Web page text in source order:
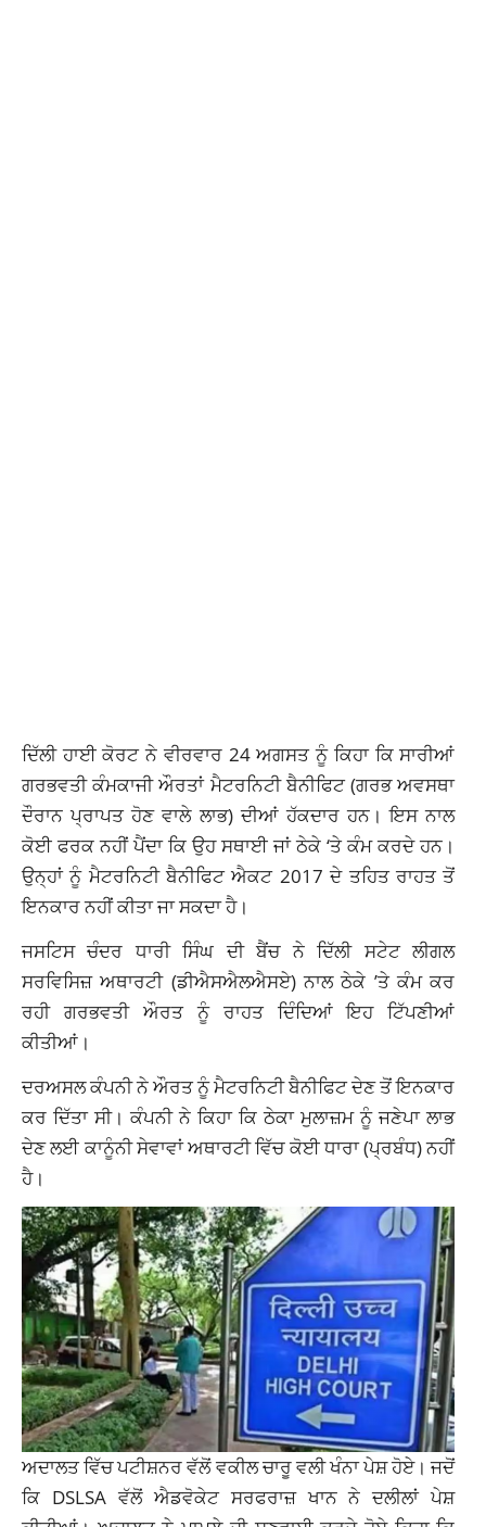
ਦਿੱਲੀ ਹਾਈ ਕੋਰਟ ਨੇ ਵੀਰਵਾਰ 24 ਅਗਸਤ ਨੂੰ ਕਿਹਾ ਕਿ ਸਾਰੀਆਂ
ਗਰਭਵਤੀ ਕੰਮਕਾਜੀ ਔਰਤਾਂ ਮੈਟਰਨਿਟੀ ਬੈਨੀਫਿਟ (ਗਰਭ ਅਵਸਥਾ
ਦੌਰਾਨ ਪ੍ਰਾਪਤ ਹੋਣ ਵਾਲੇ ਲਾਭ) ਦੀਆਂ ਹੱਕਦਾਰ ਹਨ। ਇਸ ਨਾਲ
ਕੋਈ ਫਰਕ ਨਹੀਂ ਪੈਂਦਾ ਕਿ ਉਹ ਸਥਾਈ ਜਾਂ ਠੇਕੇ ‘ਤੇ ਕੰਮ ਕਰਦੇ ਹਨ।
ਉਨ੍ਹਾਂ ਨੂੰ ਮੈਟਰਨਿਟੀ ਬੈਨੀਫਿਟ ਐਕਟ 2017 ਦੇ ਤਹਿਤ ਰਾਹਤ ਤੋਂ
ਇਨਕਾਰ ਨਹੀਂ ਕੀਤਾ ਜਾ ਸਕਦਾ ਹੈ।
ਜਸਟਿਸ ਚੰਦਰ ਧਾਰੀ ਸਿੰਘ ਦੀ ਬੈਂਚ ਨੇ ਦਿੱਲੀ ਸਟੇਟ ਲੀਗਲ
ਸਰਵਿਸਿਜ਼ ਅਥਾਰਟੀ (ਡੀਐਸਐਲਐਸਏ) ਨਾਲ ਠੇਕੇ ’ਤੇ ਕੰਮ ਕਰ
ਰਹੀ ਗਰਭਵਤੀ ਔਰਤ ਨੂੰ ਰਾਹਤ ਦਿੰਦਿਆਂ ਇਹ ਟਿੱਪਣੀਆਂ
ਕੀਤੀਆਂ।
ਦਰਅਸਲ ਕੰਪਨੀ ਨੇ ਔਰਤ ਨੂੰ ਮੈਟਰਨਿਟੀ ਬੈਨੀਫਿਟ ਦੇਣ ਤੋਂ ਇਨਕਾਰ
ਕਰ ਦਿੱਤਾ ਸੀ। ਕੰਪਨੀ ਨੇ ਕਿਹਾ ਕਿ ਠੇਕਾ ਮੁਲਾਜ਼ਮ ਨੂੰ ਜਣੇਪਾ ਲਾਭ
ਦੇਣ ਲਈ ਕਾਨੂੰਨੀ ਸੇਵਾਵਾਂ ਅਥਾਰਟੀ ਵਿੱਚ ਕੋਈ ਧਾਰਾ (ਪ੍ਰਬੰਧ) ਨਹੀਂ
ਹੈ।
ਅਦਾਲਤ ਵਿੱਚ ਪਟੀਸ਼ਨਰ ਵੱਲੋਂ ਵਕੀਲ ਚਾਰੂ ਵਲੀ ਖੰਨਾ ਪੇਸ਼ ਹੋਏ। ਜਦੋਂ
ਕਿ DSLSA ਵੱਲੋਂ ਐਡਵੋਕੇਟ ਸਰਫਰਾਜ਼ ਖਾਨ ਨੇ ਦਲੀਲਾਂ ਪੇਸ਼